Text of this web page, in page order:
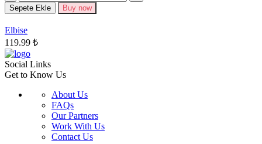
Seçenekler
Sepete Ekle Buy now
Elbise
119.99 ₺
Social Links
Get to Know Us
About Us
FAQs
Our Partners
Work With Us
Contact Us